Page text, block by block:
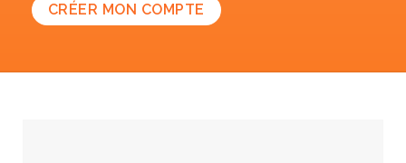
CRÉER MON COMPTE